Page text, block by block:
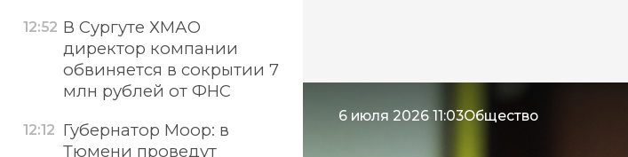
6 июля 2026 11:03Общество
12:52 В Сургуте ХМАО
директор компании
обвиняется в сокрытии 7
млн рублей от ФНС
12:12 Губернатор Моор: в
Тюмени проведут